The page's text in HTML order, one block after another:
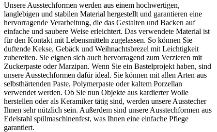
Unsere Ausstechformen werden aus einem hochwertigen,
langlebigen und stabilen Material hergestellt und garantieren eine
hervorragende Verarbeitung, die das Gestalten und Backen auf
einfache und saubere Weise erleichtert. Das verwendete Material ist
für den Kontakt mit Lebensmitteln zugelassen. So können Sie
duftende Kekse, Gebäck und Weihnachtsbrezel mit Leichtigkeit
zubereiten. Sie eignen sich auch hervorragend zum Verzieren mit
Zuckerpaste oder Marzipan. Wenn Sie ein Bastelprojekt haben, sind
unsere Ausstechformen dafür ideal. Sie können mit allen Arten aus
selbsthärtenden Paste, Polymerpaste oder kaltem Porzellan
verwendet werden. Ob Sie nun Objekte aus kardierter Wolle
herstellen oder als Keramiker tätig sind, werden unsere Ausstecher
Ihnen sehr nützlich sein. Außerdem sind unsere Ausstechformen aus
Edelstahl spülmaschinenfest, was Ihnen eine einfache Pflege
garantiert.